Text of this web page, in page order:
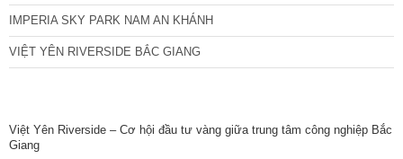
IMPERIA SKY PARK NAM AN KHÁNH
VIỆT YÊN RIVERSIDE BẮC GIANG
Việt Yên Riverside – Cơ hội đầu tư vàng giữa trung tâm công nghiệp Bắc
Giang